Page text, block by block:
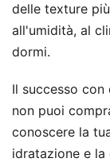
delle texture
all'umidità, al
dormi.
Il successo
non puoi
conoscere la
idratazione e